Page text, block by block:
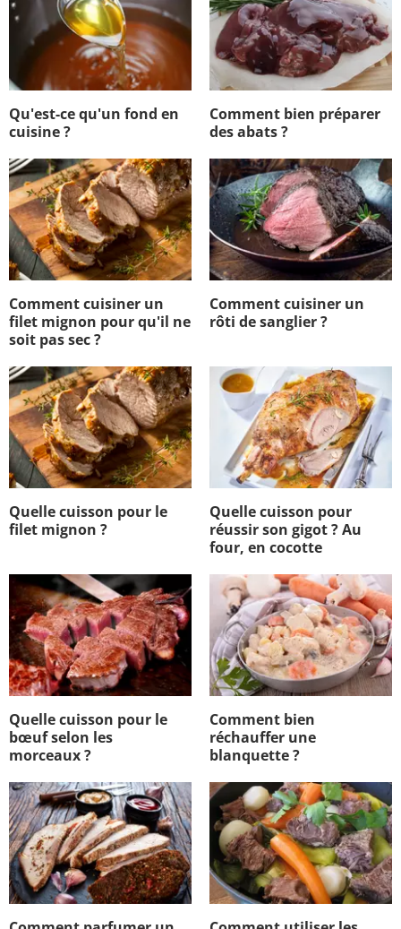
Qu'est-ce qu'un fond en
cuisine ?
Comment bien préparer
des abats ?
Comment cuisiner un
filet mignon pour qu'il ne
soit pas sec ?
Comment cuisiner un
rôti de sanglier ?
Quelle cuisson pour le
filet mignon ?
Quelle cuisson pour
réussir son gigot ? Au
four, en cocotte
Quelle cuisson pour le
bœuf selon les
morceaux ?
Comment bien
réchauffer une
blanquette ?